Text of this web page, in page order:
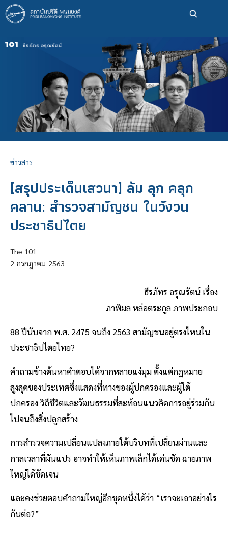
ข้าม
ไป
เนื้อหา
ข่าวสาร
[สรุปประเด็นเสวนา] ล้ม ลุก คลุก
คลาน: สำรวจสามัญชน ในวังวน
ประชาธิปไตย
The 101
2 กรกฎาคม 2563
ธีรภัทร อรุณรัตน์ เรื่อง
ภาพิมล หล่อตระกูล ภาพประกอบ
88 ปีนับจาก พ.ศ. 2475 จนถึง 2563 สามัญชนอยู่ตรงไหนใน
ประชาธิปไตยไทย?
คำถามข้างต้นหาคำตอบได้จากหลายแง่มุม ตั้งแต่กฎหมาย
สูงสุดของประเทศซึ่งแสดงที่ทางของผู้ปกครองและผู้ใต้
ปกครอง วิถีชีวิตและวัฒนธรรมที่สะท้อนแนวคิดการอยู่ร่วมกัน
ไปจนถึงสิ่งปลูกสร้าง
การสำรวจความเปลี่ยนแปลงภายใต้บริบทที่เปลี่ยนผ่านและ
กาลเวลาที่ผันแปร อาจทำให้เห็นภาพเล็กได้เด่นชัด ฉายภาพ
ใหญ่ได้ชัดเจน
และคงช่วยตอบคำถามใหญ่อีกชุดหนึ่งได้ว่า “เราจะเอาอย่างไร
กันต่อ?”